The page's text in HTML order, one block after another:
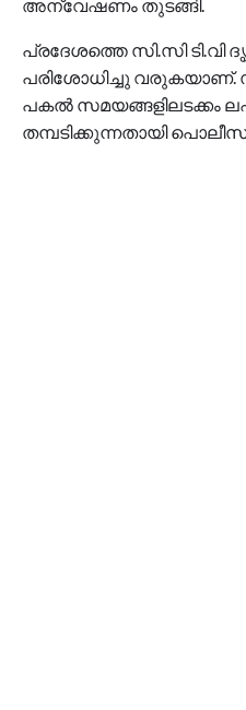
അന്വേഷണം തുടങ്ങി.
പ്രദേശത്തെ സി.സി
പരിശോധിച്ചു വരുകയാണ്.
പകല്‍ സമയങ്ങളിലടക്കം
തമ്പടിക്കുന്നതായി